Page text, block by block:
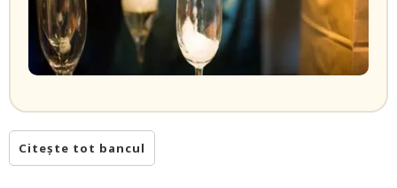
Citește tot bancul